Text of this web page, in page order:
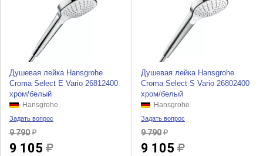
Душевая лейка Hansgrohe
Croma Select E Vario 26812400
хром/белый
Hansgrohe
Задать вопрос
9 790
9 105
Душевая лейка Hansgrohe
Croma Select S Vario 26802400
хром/белый
Hansgrohe
Задать вопрос
9 790
9 105